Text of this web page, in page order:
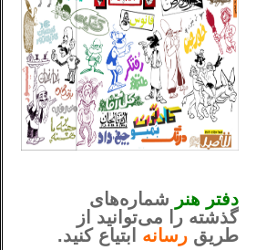
دفتر هنر شماره‌های
گذشته را می‌توانید از
طریق رسانه ابتیاع کنید.